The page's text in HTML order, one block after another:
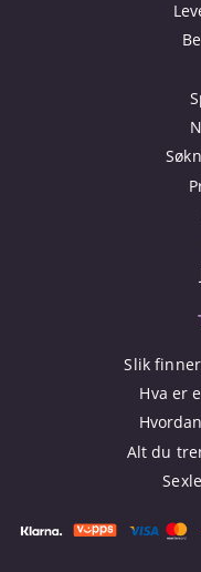
Slik
Hva er
Alt du